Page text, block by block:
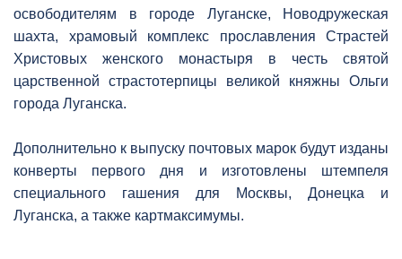
освободителям в городе Луганске, Новодружеская
шахта, храмовый комплекс прославления Страстей
Христовых женского монастыря в честь святой
царственной страстотерпицы великой княжны Ольги
города Луганска.
Дополнительно к выпуску почтовых марок будут изданы
конверты первого дня и изготовлены штемпеля
специального гашения для Москвы, Донецка и
Луганска, а также картмаксимумы.